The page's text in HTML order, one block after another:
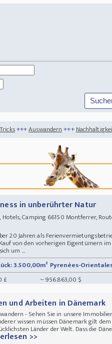
+++Nachhaltigkeit+++Die 4
in unberührter Natur
Camping 66150 Montferrer,
20 Jahren als
von den vorherigen Eigentümern im
um ...
3.500,00m² Pyrenées-
£ ~ 956.863,00 $
und Arbeiten in Dänemark
- Sehen Sie in unsere
wissen müssen Dänemark gilt dem
Länder der Welt. Dass die
>>